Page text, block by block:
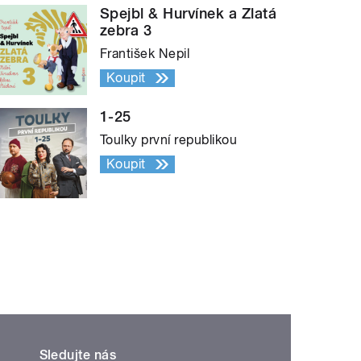
Spejbl & Hurvínek a Zlatá
zebra 3
František Nepil
Koupit
1-25
Toulky první republikou
Koupit
Sledujte nás